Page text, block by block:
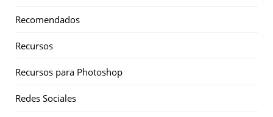
Recomendados
Recursos
Recursos para Photoshop
Redes Sociales